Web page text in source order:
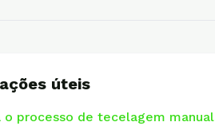
úteis
o processo de tecelagem manual